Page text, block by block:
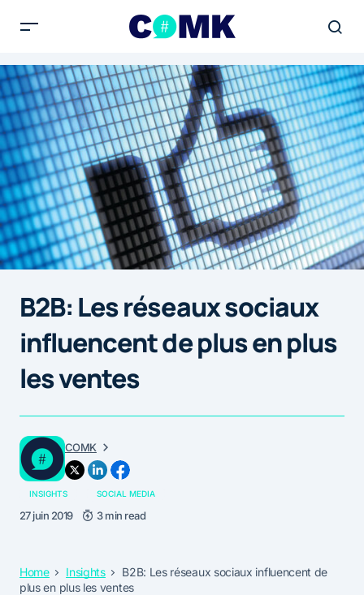
B2B: Les réseaux sociaux
influencent de plus en plus
les ventes
COMK
INSIGHTS SOCIAL MEDIA
27 juin 2019 3 min read
Home Insights
B2B: Les réseaux sociaux influencent de
plus en plus les ventes